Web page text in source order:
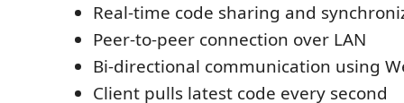
Real-time code sharing and
Peer-to-peer connection over LAN
Bi-directional communication using
Client pulls latest code every second